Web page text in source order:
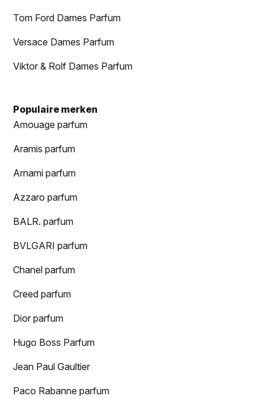
Tom Ford Dames Parfum
Versace Dames Parfum
Viktor & Rolf Dames Parfum
Populaire merken
Amouage parfum
Aramis parfum
Arnami parfum
Azzaro parfum
BALR. parfum
BVLGARI parfum
Chanel parfum
Creed parfum
Dior parfum
Hugo Boss Parfum
Jean Paul Gaultier
Paco Rabanne parfum